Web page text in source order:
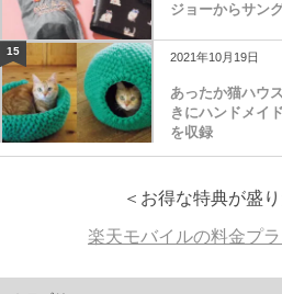
ジョーからサン
15 2021年10月19日
あったか猫ハウ
きにハンドメイ
を収録
＜お得な特典が盛
楽天モバイルの料金プ